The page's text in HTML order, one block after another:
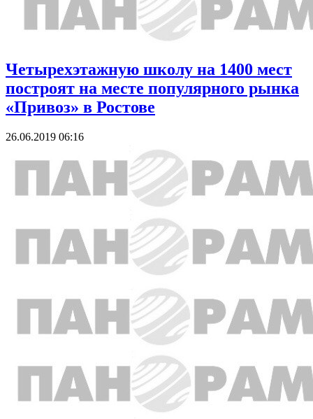
Четырехэтажную школу на 1400 мест
построят на месте популярного рынка
«Привоз» в Ростове
26.06.2019 06:16